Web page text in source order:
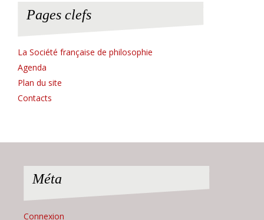
Pages clefs
La Société française de philosophie
Agenda
Plan du site
Contacts
Méta
Connexion